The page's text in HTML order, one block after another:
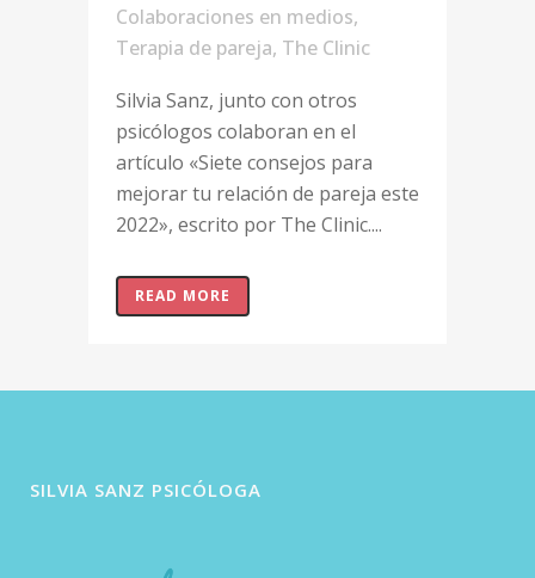
Colaboraciones en medios,
Terapia de pareja, The Clinic
Silvia Sanz, junto con otros
psicólogos colaboran en el
artículo «Siete consejos para
mejorar tu relación de pareja este
2022», escrito por The Clinic....
READ MORE
SILVIA SANZ PSICÓLOGA